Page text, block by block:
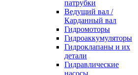
патрубки
Ведущий вал /
Карданный вал
Гидромоторы
Гидроаккумуляторы
Гидроклапаны и их
детали
Гидравлические
насосы